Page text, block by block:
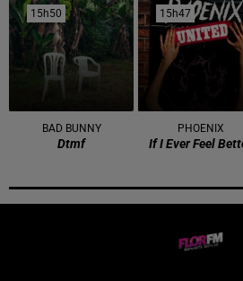
15h50
15h50
BAD BUNNY
Dtmf
15h47
15h47
PHOENIX
If I Ever Feel